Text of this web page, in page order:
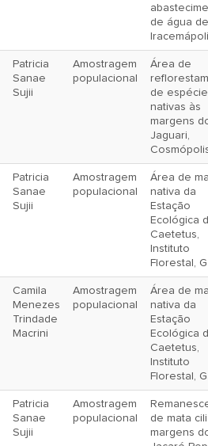
de água de
Patricia
Sanae
Sujii
Amostragem
populacional
Área de
de
nativas às
margens
Jaguari,
Patricia
Sanae
Sujii
Amostragem
populacional
Área de
nativa da
Estação
Ecológica
Caetetus,
Instituto
Florestal,
Camila
Menezes
Trindade
Macrini
Amostragem
populacional
Área de
nativa da
Estação
Ecológica
Caetetus,
Instituto
Florestal,
Patricia
Sanae
Sujii
Amostragem
populacional
de mata
margens